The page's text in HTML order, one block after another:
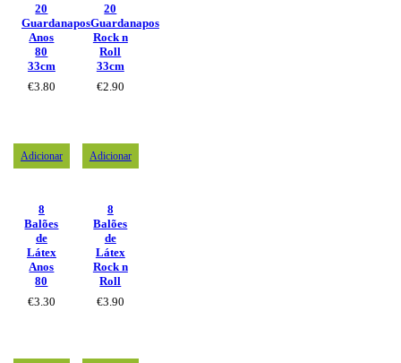
20
Guardanapos
Anos
80
33cm
€3.80
20
Guardanapos
Rock n
Roll
33cm
€2.90
Adicionar
8
Balões
de
Látex
Anos
80
€3.30
Adicionar
8
Balões
de
Látex
Rock n
Roll
€3.90